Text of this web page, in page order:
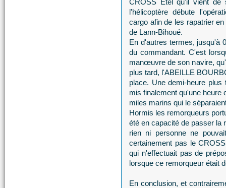
CROSS Etel qu'il vient
l'hélicoptère débute
cargo afin de les rapatrier
de Lann-Bihoué.
En d'autres termes, jusqu'à
du commandant. C'est
manœuvre de son navire,
plus tard, l'ABEILLE
place. Une demi-heure
mis finalement qu'une heure
miles marins qui le
Hormis les remorqueurs
été en capacité de passer la
rien ni personne ne
certainement pas le
qui n'effectuait pas de
lorsque ce remorqueur était
En conclusion, et